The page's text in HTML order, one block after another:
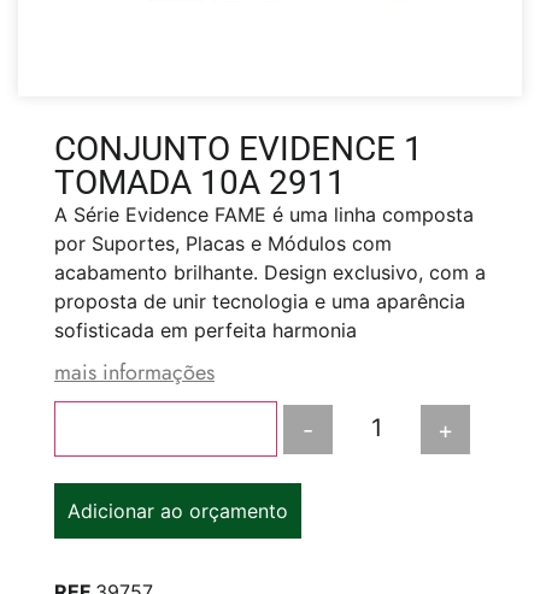
CONJUNTO EVIDENCE 1
TOMADA 10A 2911
A Série Evidence FAME é uma linha composta
por Suportes, Placas e Módulos com
acabamento brilhante. Design exclusivo, com a
proposta de unir tecnologia e uma aparência
sofisticada em perfeita harmonia
mais informações
- +
Adicionar ao orçamento